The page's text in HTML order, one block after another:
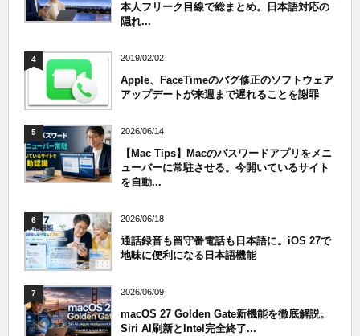
本人フリーク目線で総まとめ。日本語対応の
隠れ...
4 2019/02/02
Apple、FaceTimeのバグ修正のソフトウェア
アップデートが来週まで遅れることを謝罪
5 2026/06/14
【Mac Tips】Macのパスワードアプリをメニ
ューバーに常駐させる。今開いているサイト
を自動...
6 2026/06/18
通話録音も留守番電話も日本語に。iOS 27で
地味に便利になる日本語機能
7 2026/06/09
macOS 27 Golden Gate新機能を徹底解説。
Siri AI刷新とIntel完全終了...